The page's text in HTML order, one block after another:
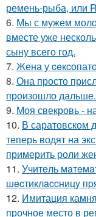
ремень-рыба, или
6. Мы с мужем
вместе уже
сыну всего год.
7. Жена у
8. Она просто
произошло дальше.
9. Моя свекровь -
10. В саратовском
теперь водят на
примерить роли
11. Учитeль
шecтиклaccницy
12. Имитация
прочное место в